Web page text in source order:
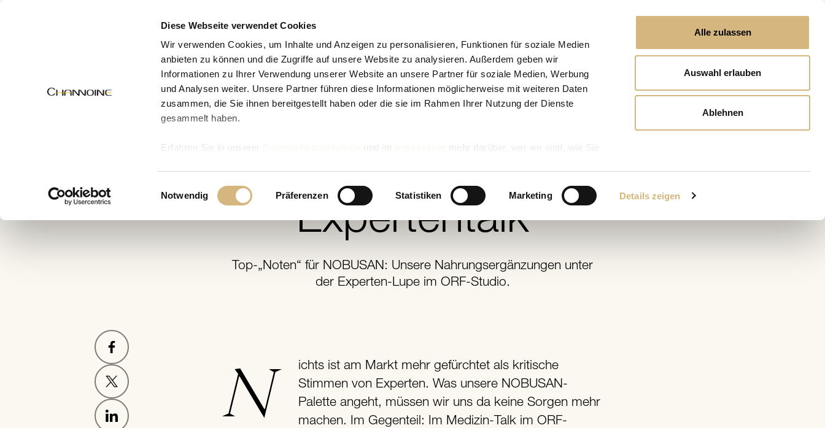
Diese Webseite verwendet Cookies
Wir verwenden Cookies, um Inhalte und Anzeigen zu personalisieren, Funktionen für soziale Medien
anbieten zu können und die Zugriffe auf unsere Website zu analysieren. Außerdem geben wir
Informationen zu Ihrer Verwendung unserer Website an unsere Partner für soziale Medien, Werbung
und Analysen weiter. Unsere Partner führen diese Informationen möglicherweise mit weiteren Daten
zusammen, die Sie ihnen bereitgestellt haben oder die sie im Rahmen Ihrer Nutzung der Dienste
gesammelt haben.
Erfahren Sie in unserer und im
mehr darüber, wer wir sind, wie Sie
Einwilligungsauswahl
Notwendig Präferenzen Statistiken Marketing Details zeigen
Alle zulassen
Auswahl erlauben
Ablehnen
Zur Übersicht
NOBUSAN-
Expertentalk
Top-„Noten“ für NOBUSAN: Unsere Nahrungsergänzungen unter
der Experten-Lupe im ORF-Studio.
Nichts ist am Markt mehr gefürchtet als kritische
Stimmen von Experten. Was unsere NOBUSAN-
Palette angeht, müssen wir uns da keine Sorgen mehr
machen. Im Gegenteil: Im Medizin-Talk im ORF-